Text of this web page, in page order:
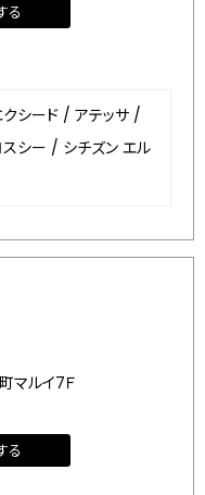
る
シード / アテッサ /
シー / シチズン エル
ルイ7Ｆ
る